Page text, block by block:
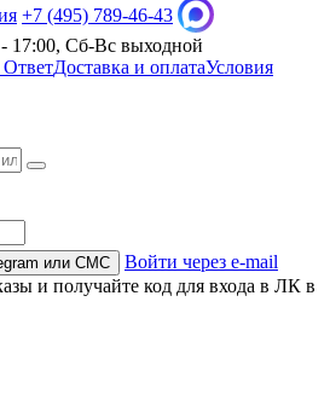
+7 (495) 789-46-43
17:00, Сб-Вс выходной
Доставка и оплатаУсловия
или СМС
Войти через e-mail
и получайте код для входа в ЛК в